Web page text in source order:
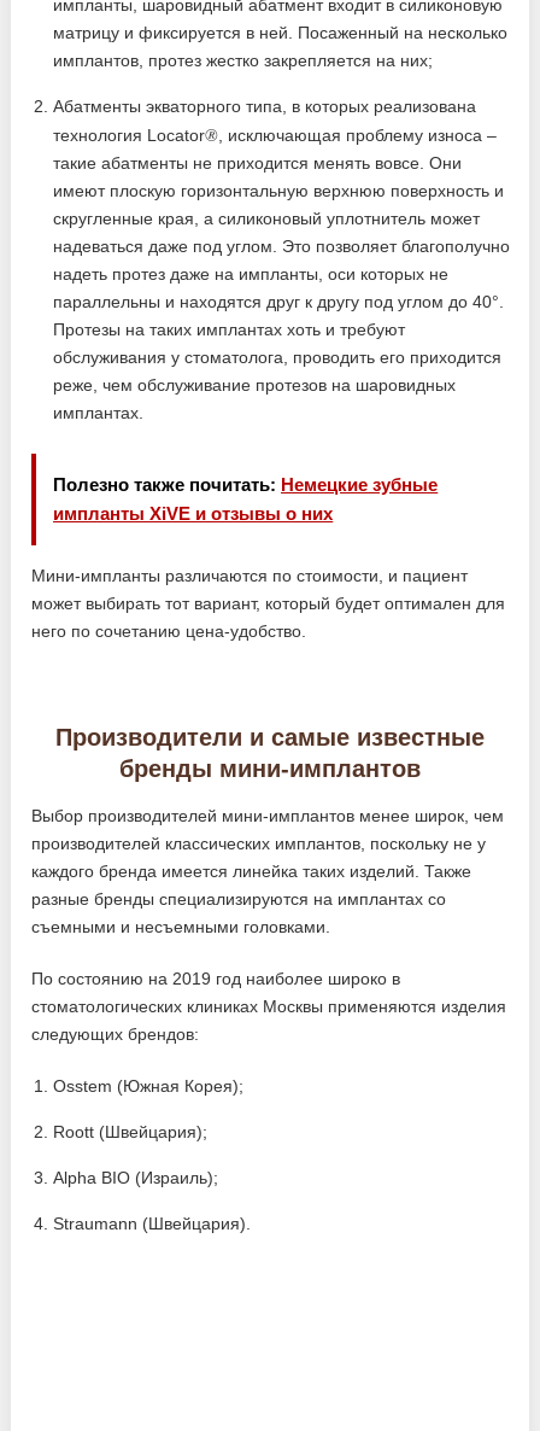
импланты, шаровидный абатмент входит в силиконовую
матрицу и фиксируется в ней. Посаженный на несколько
имплантов, протез жестко закрепляется на них;
Абатменты экваторного типа, в которых реализована
технология Locator®, исключающая проблему износа –
такие абатменты не приходится менять вовсе. Они
имеют плоскую горизонтальную верхнюю поверхность и
скругленные края, а силиконовый уплотнитель может
надеваться даже под углом. Это позволяет благополучно
надеть протез даже на импланты, оси которых не
параллельны и находятся друг к другу под углом до 40°.
Протезы на таких имплантах хоть и требуют
обслуживания у стоматолога, проводить его приходится
реже, чем обслуживание протезов на шаровидных
имплантах.
Полезно также почитать: Немецкие зубные
импланты XiVE и отзывы о них
Мини-импланты различаются по стоимости, и пациент
может выбирать тот вариант, который будет оптимален для
него по сочетанию цена-удобство.
Производители и самые известные
бренды мини-имплантов
Выбор производителей мини-имплантов менее широк, чем
производителей классических имплантов, поскольку не у
каждого бренда имеется линейка таких изделий. Также
разные бренды специализируются на имплантах со
съемными и несъемными головками.
По состоянию на 2019 год наиболее широко в
стоматологических клиниках Москвы применяются изделия
следующих брендов:
Osstem (Южная Корея);
Roott (Швейцария);
Alpha BIO (Израиль);
Straumann (Швейцария).